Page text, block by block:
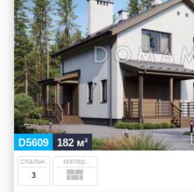
D5609 182 м²
спальн.
3
матер.